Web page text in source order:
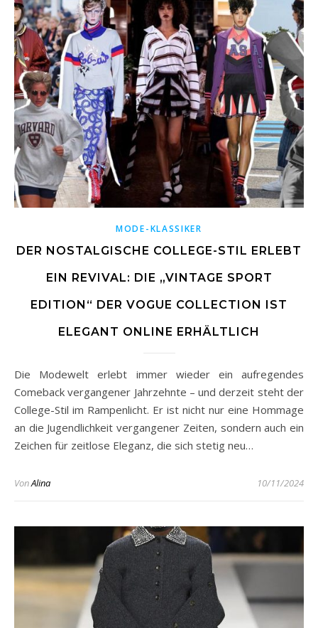
MODE-KLASSIKER
DER NOSTALGISCHE COLLEGE-STIL ERLEBT
EIN REVIVAL: DIE „VINTAGE SPORT
EDITION“ DER VOGUE COLLECTION IST
ELEGANT ONLINE ERHÄLTLICH
Die Modewelt erlebt immer wieder ein aufregendes
Comeback vergangener Jahrzehnte – und derzeit steht der
College-Stil im Rampenlicht. Er ist nicht nur eine Hommage
an die Jugendlichkeit vergangener Zeiten, sondern auch ein
Zeichen für zeitlose Eleganz, die sich stetig neu…
VonAlina 10/11/2024